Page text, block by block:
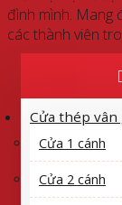
đình mình. Mang
các thành viên
Cửa thép vân
Cửa 1 cánh
Cửa 2 cánh